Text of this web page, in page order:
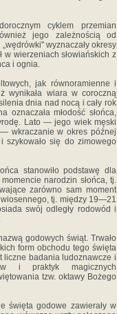
cyklem przemian
jego za­leżnością od
wyznaczały okresy
w wierzeniach słowiańskich z
i ognia.
jak rów­noramienne i
wynikała wiara w coroczną
dnia nad nocą i cały rok
oznaczała młodość słońca,
Lato — je­go wiek męski
wkraczanie w okres późnej
szykowało się do zimowego
stanowiło pod­stawę dla
narodzin słońca, tj.
zarówno sam moment
tj. między 19—21
swój od­legły rodowód i
godowych świąt. Trwało
form obchodu tego święta
liczne badania ludoznawcze i
i praktyk magicznych
tzw. oktawy Bożego
święta godowe zawierały w